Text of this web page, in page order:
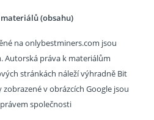
(obsahu)
na onlybestminers.com jsou
Autorská práva k materiálům
stránkách náleží výhradně Bit
v obrázcích Google jsou
společnosti